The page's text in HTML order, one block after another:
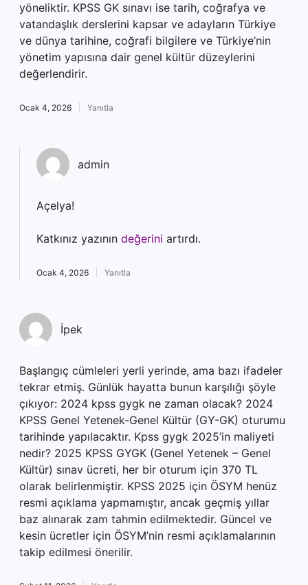
yöneliktir. KPSS GK sınavı ise tarih, coğrafya ve
vatandaşlık derslerini kapsar ve adayların Türkiye
ve dünya tarihine, coğrafi bilgilere ve Türkiye’nin
yönetim yapısına dair genel kültür düzeylerini
değerlendirir.
Ocak 4, 2026 Yanıtla
admin
Açelya!
Katkınız yazının değerini artırdı.
Ocak 4, 2026 Yanıtla
İpek
Başlangıç cümleleri yerli yerinde, ama bazı ifadeler
tekrar etmiş. Günlük hayatta bunun karşılığı şöyle
çıkıyor: 2024 kpss gygk ne zaman olacak? 2024
KPSS Genel Yetenek-Genel Kültür (GY-GK) oturumu
tarihinde yapılacaktır. Kpss gygk 2025’in maliyeti
nedir? 2025 KPSS GYGK (Genel Yetenek – Genel
Kültür) sınav ücreti, her bir oturum için 370 TL
olarak belirlenmiştir. KPSS 2025 için ÖSYM henüz
resmi açıklama yapmamıştır, ancak geçmiş yıllar
baz alınarak zam tahmin edilmektedir. Güncel ve
kesin ücretler için ÖSYM’nin resmi açıklamalarının
takip edilmesi önerilir.